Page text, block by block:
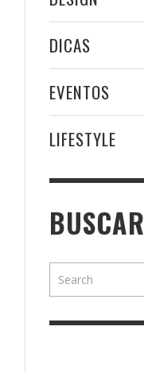
DICAS
EVENTOS
LIFESTYLE
BUSCAR